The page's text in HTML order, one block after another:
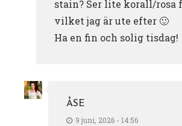
stain? Ser lite korall/rosa
vilket jag är ute efter 🙂
Ha en fin och solig tisdag!
ÅSE
9 juni, 2026 - 14:56